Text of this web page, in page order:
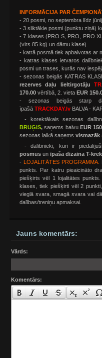
INFORMĀCIJA PAR
- 20 posmi, no septembra līdz
- 3 sliktākie posmi (punktu ziņā)
- 7 klases (PRO S, PRO, PRO
(virs 85 kg) un dāmu klase).
- katrā posmā tiek apbalvotas ar
- katras klases ietvaros
posmi un trases, kurās nav
- sezonas beigās KATRAS
rezerves daļu lieltirgotāju
170.00 vērtībā, 2. vieta EUR
- sezonas beigās starp
īpašā TRACKDAY.lv BALVA -
-
korektākais sezonas
BRUĢIS, saņems balvuEUR
sezonas laikā saņems vismazāk
- dalībnieki, kuri ir
posmus un īpaša dizaina T-
-
LOJALITĀTES PROGRAMMA.
punkts. Par katru pieaicināto
piešķirts vēl 1 lojalitātes
klases, tiek piešķirti vēl 2
vieglā svara, smagā svara vai
dalības/treniņu apmaksai.
Jauns komentārs:
Vārds:
Komentārs: